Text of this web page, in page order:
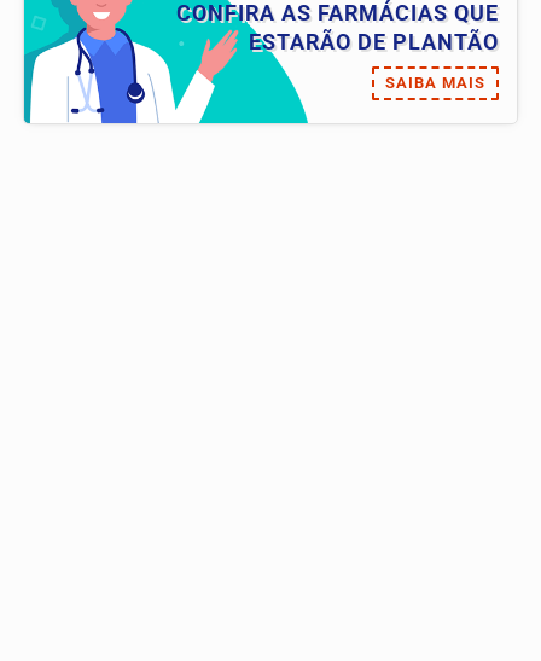
CONFIRA AS FARMÁCIAS QUE
ESTARÃO DE PLANTÃO
SAIBA MAIS